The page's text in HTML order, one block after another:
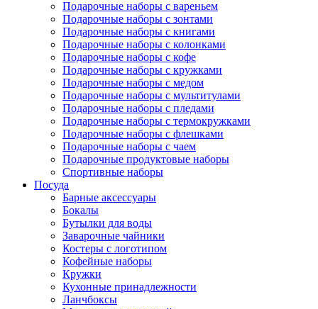
Подарочные наборы с вареньем
Подарочные наборы с зонтами
Подарочные наборы с книгами
Подарочные наборы с колонками
Подарочные наборы с кофе
Подарочные наборы с кружками
Подарочные наборы с медом
Подарочные наборы с мультитулами
Подарочные наборы с пледами
Подарочные наборы с термокружками
Подарочные наборы с флешками
Подарочные наборы с чаем
Подарочные продуктовые наборы
Спортивные наборы
Посуда
Барные аксессуары
Бокалы
Бутылки для воды
Заварочные чайники
Костеры с логотипом
Кофейные наборы
Кружки
Кухонные принадлежности
Ланчбоксы